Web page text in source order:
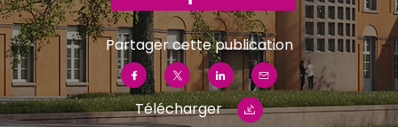
Partager cette publication
Télécharger